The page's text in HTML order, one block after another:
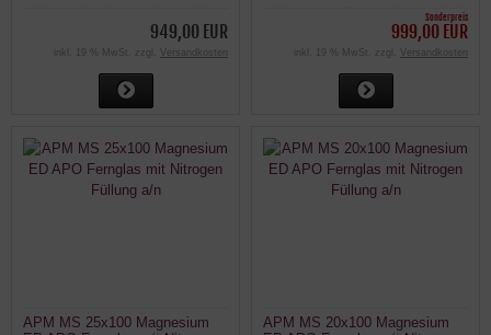
949,00 EUR
inkl. 19 % MwSt. zzgl. Versandkosten
Sonderpreis
999,00 EUR
inkl. 19 % MwSt. zzgl. Versandkosten
APM MS 25x100 Magnesium
APM MS 20x100 Magnesium